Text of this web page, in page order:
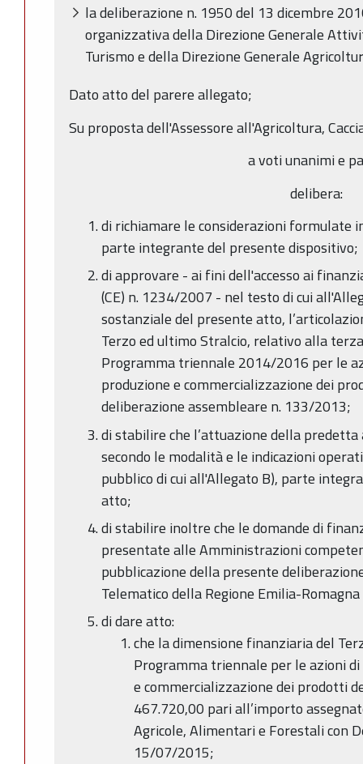
la deliberazione n. 1950 del 13 dicembre
organizzativa della Direzione Generale
Turismo e della Direzione Generale
Dato atto del parere allegato;
Su proposta dell'Assessore all'Agricoltura,
a voti unanimi e
delibera:
di richiamare le considerazioni formulate
parte integrante del presente dispositivo;
di approvare - ai fini dell'accesso ai
(CE) n. 1234/2007 - nel testo di cui
sostanziale del presente atto,
Terzo ed ultimo Stralcio, relativo alla
Programma triennale 2014/2016 per le
produzione e commercializzazione dei
deliberazione assembleare n. 133/2013;
di stabilire che l’attuazione della
secondo le modalità e le indicazioni
pubblico di cui all'Allegato B), parte
atto;
di stabilire inoltre che le domande di
presentate alle Amministrazioni
pubblicazione della presente
Telematico della Regione Emilia-
di dare atto:
che la dimensione finanziaria del
Programma triennale per le azioni
e commercializzazione dei prodotti
467.720,00 pari all’importo
Agricole, Alimentari e Forestali con
15/07/2015;